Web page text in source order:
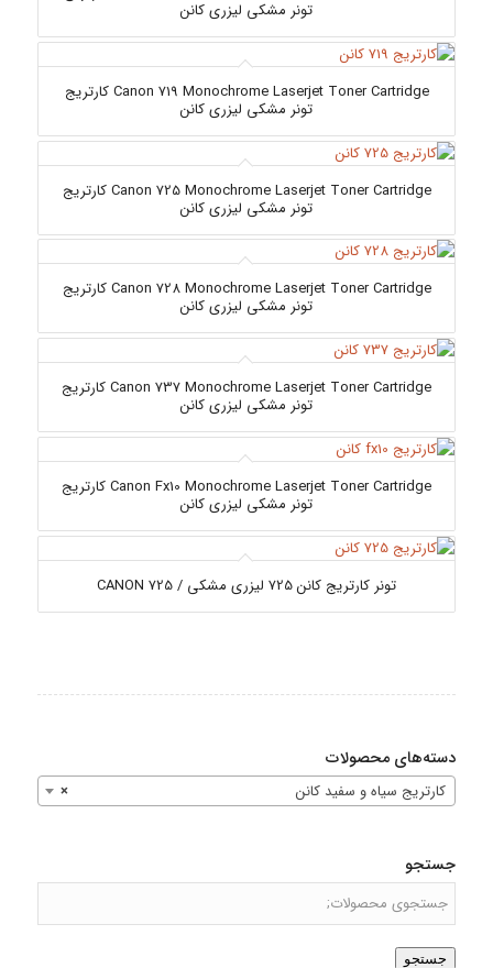
تونر مشکی لیزری کانن
Canon 719 Monochrome Laserjet Toner Cartridge کارتریج
تونر مشکی لیزری کانن
Canon 725 Monochrome Laserjet Toner Cartridge کارتریج
تونر مشکی لیزری کانن
Canon 728 Monochrome Laserjet Toner Cartridge کارتریج
تونر مشکی لیزری کانن
Canon 737 Monochrome Laserjet Toner Cartridge کارتریج
تونر مشکی لیزری کانن
Canon Fx10 Monochrome Laserjet Toner Cartridge کارتریج
تونر مشکی لیزری کانن
تونر کارتریج کانن 725 لیزری مشکی / 725 CANON
دسته‌های محصولات
× کارتریج سیاه و سفید کانن
جستجو
جستجو